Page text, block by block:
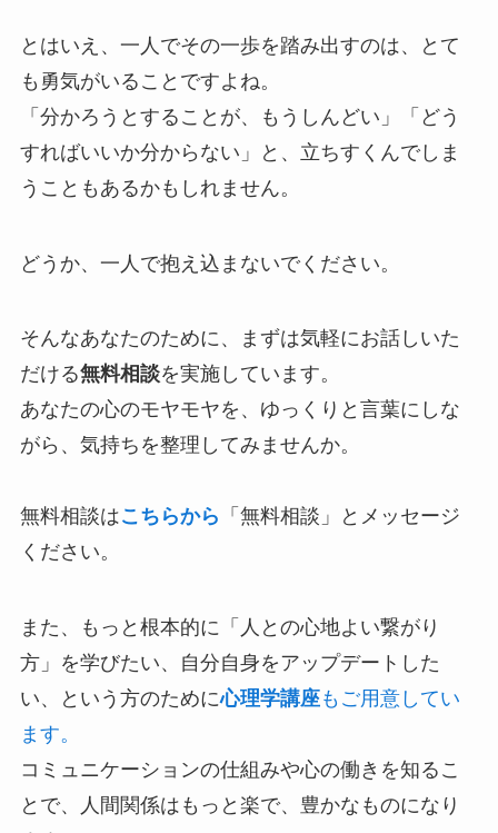
とはいえ、一人でその一歩を踏み出すのは、とて
も勇気がいることですよね。
「分かろうとすることが、もうしんどい」「どう
すればいいか分からない」と、立ちすくんでしま
うこともあるかもしれません。
どうか、一人で抱え込まないでください。
そんなあなたのために、まずは気軽にお話しいた
だける無料相談を実施しています。
あなたの心のモヤモヤを、ゆっくりと言葉にしな
がら、気持ちを整理してみませんか。
無料相談はこちらから 「無料相談」とメッセージ
ください。
また、もっと根本的に「人との心地よい繋がり
方」を学びたい、自分自身をアップデートした
い、という方のために心理学講座もご用意してい
ます。
コミュニケーションの仕組みや心の働きを知るこ
とで、人間関係はもっと楽で、豊かなものになり